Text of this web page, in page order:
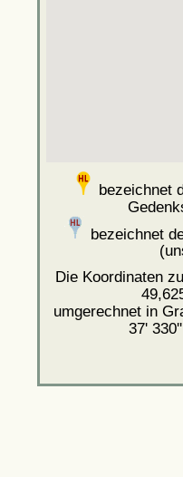
bezeichnet
bezeichnet
Die Koordinaten
umgerechnet in
37'